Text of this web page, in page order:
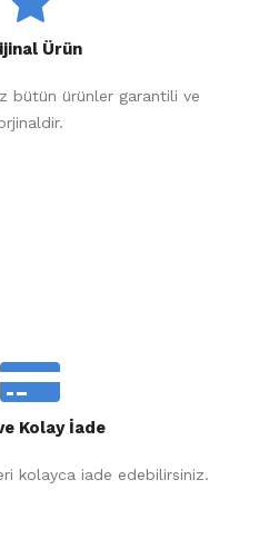
Ürün
bütün ürünler garantili ve
Kolay İade
kolayca iade edebilirsiniz.